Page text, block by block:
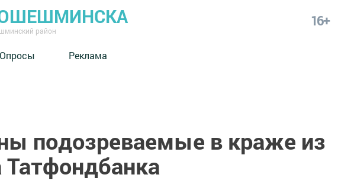
район
16+
Опросы Реклама
подозреваемые в краже из